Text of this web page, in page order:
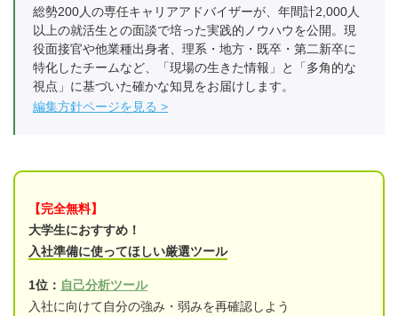
総勢200人の専任キャリアアドバイザーが、年間計2,000人
以上の就活生との面談で培った実践的ノウハウを公開。現
役面接官や他業種出身者、理系・地方・既卒・第二新卒に
特化したチームなど、「現場の生きた情報」と「多角的な
視点」に基づいた確かな知見をお届けします。
編集方針ページを見る
【完全無料】
大学生におすすめ！
入社準備に使ってほしい厳選ツール
1位： 自己分析ツール
入社に向けて自分の強み・弱みを再確認しよう